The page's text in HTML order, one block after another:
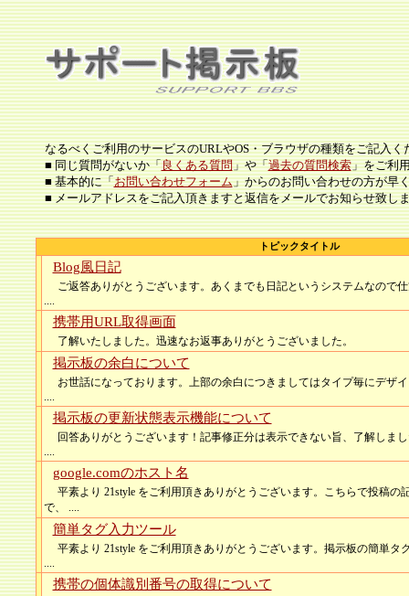
なるべくご利用のサービスのURLやOS・ブラウザの種類をご記入く
■ 同じ質問がないか「良くある質問」や「過去の質問検索」をご利
■ 基本的に「お問い合わせフォーム」からのお問い合わせの方が早
■ メールアドレスをご記入頂きますと返信をメールでお知らせ致し
トピックタイトル
Blog風日記
ご返答ありがとうございます。あくまでも日記というシステムなので
....
携帯用URL取得画面
了解いたしました。迅速なお返事ありがとうございました。
掲示板の余白について
お世話になっております。上部の余白につきましてはタイプ毎にデザ
....
掲示板の更新状態表示機能について
回答ありがとうございます！記事修正分は表示できない旨、了解しま
....
google.comのホスト名
平素より 21style をご利用頂きありがとうございます。こちらで投稿の
で、 ....
簡単タグ入力ツール
平素より 21style をご利用頂きありがとうございます。掲示板の簡単タ
....
携帯の個体識別番号の取得について